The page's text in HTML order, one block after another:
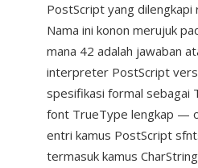
PostScript yang
Nama ini konon merujuk
mana 42 adalah jawaban
interpreter PostScript
spesifikasi formal sebagai
font TrueType lengkap —
entri kamus PostScript
termasuk kamus